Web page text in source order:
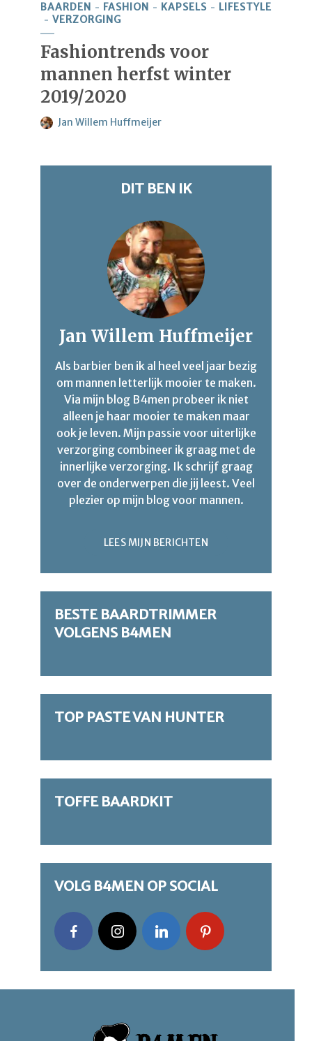
BAARDEN FASHION KAPSELS
LIFESTYLE
VERZORGING
Fashiontrends voor
mannen herfst winter
2019/2020
Jan Willem Huffmeijer
DIT BEN IK
Jan Willem Huffmeijer
Als barbier ben ik al heel veel jaar bezig
om mannen letterlijk mooier te maken.
Via mijn blog B4men probeer ik niet
alleen je haar mooier te maken maar
ook je leven. Mijn passie voor uiterlijke
verzorging combineer ik graag met de
innerlijke verzorging. Ik schrijf graag
over de onderwerpen die jij leest. Veel
plezier op mijn blog voor mannen.
LEES MIJN BERICHTEN
BESTE BAARDTRIMMER
VOLGENS B4MEN
TOP PASTE VAN HUNTER
TOFFE BAARDKIT
VOLG B4MEN OP SOCIAL